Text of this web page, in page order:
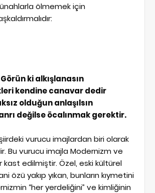
ölmemek için
ki alkışlanasın
kendine canavar dedir
olduğun anlaşılsın
değilse öcalınmak gerektir.
vurucu imajlardan biri olarak
Bu vurucu imajla Modernizm ve
edilmiştir. Özel, eski kültürel
özü yakıp yıkan, bunların kıymetini
“her yerdeliğini” ve kimliğinin